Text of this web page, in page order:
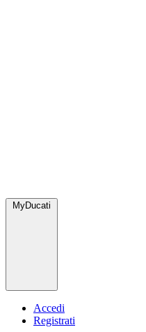
MyDucati
Accedi
Registrati